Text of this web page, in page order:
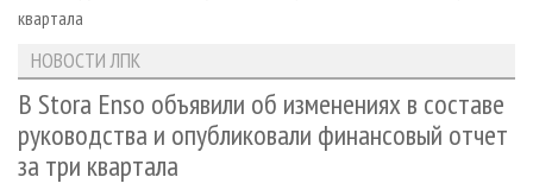
ЛЕСНОЕ ХОЗЯЙСТВО
ЛЕСОЗАГОТОВКА
ЛЕСОПИЛЕНИЕ
ДЕРЕВООБРАБОТКА
СУШКА ДРЕВЕСИНЫ
КАЛЕНДАРЬ СОБЫТИЙ
НОВОСТИ ЛПК
НОВОСТИ ЖУРНАЛА
НОВОСТИ КОМПАНИЙ
ПРОЕКТЫ ЛПИ
АНАЛИТИКА
ПРЕДПРИЯТИЯ ЛПК
ЛЕСНЫЕ РЕГИОНЫ РОССИИ
ПЕРСОНЫ
АРХИВ
АРХИВ ЖУРНАЛОВ
СТАТЬИ
О ЖУРНАЛЕ
ПОДПИСКА
КОНТАКТЫ
РЕКЛАМОДАТЕЛЯМ
РЕКЛАМА
квартала
НОВОСТИ ЛПК
В Stora Enso объявили об изменениях в составе
руководства и опубликовали финансовый отчет
за три квартала